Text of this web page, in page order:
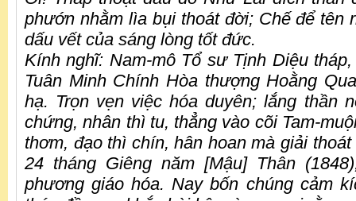
phướn nhằm lìa bụi thoát đời; Chế để tên
dấu vết của sáng lòng tốt đức.
Kính nghĩ: Nam-mô Tổ sư Tịnh Diệu
Tuân Minh Chính Hòa thượng Hoằng
hạ. Trọn vẹn việc hóa duyên; lắng thần
chứng, nhân thì tu, thẳng vào cõi Tam-
thơm, đạo thì chín, hân hoan mà giải
24 tháng Giêng năm [Mậu] Thân
phương giáo hóa. Nay bốn chúng cảm